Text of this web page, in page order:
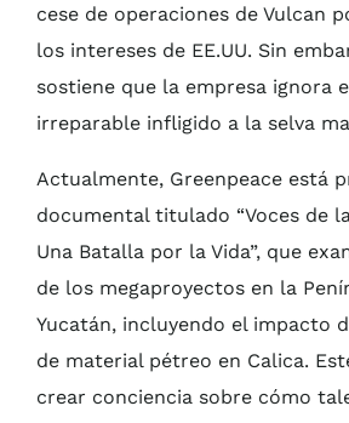
cese de operaciones de Vulcan
los intereses de EE.UU. Sin
sostiene que la empresa ignora
irreparable infligido a la selva
Actualmente, Greenpeace está
documental titulado “Voces de
Una Batalla por la Vida”, que
de los megaproyectos en la
Yucatán, incluyendo el impacto
de material pétreo en Calica.
crear conciencia sobre cómo